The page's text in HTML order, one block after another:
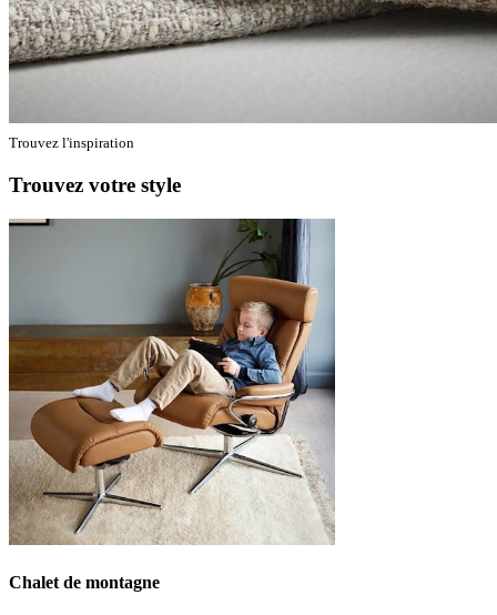
Trouvez l'inspiration
Trouvez votre style
Chalet de montagne